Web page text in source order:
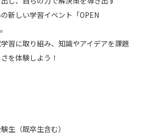
新しい学習イベント「OPEN
習に取り組み、知識やアイデアを課題
を体験しよう！
生（既卒生含む）